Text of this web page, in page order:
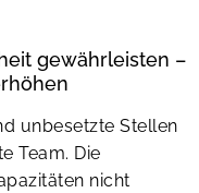
gewährleisten –
unbesetzte Stellen
Team. Die
nicht